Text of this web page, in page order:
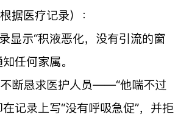
据医疗记录）：
显示“积液恶化，没有引流的窗
任何家属。
断恳求医护人员——“他喘不过
记录上写“没有呼吸急促”，并拒